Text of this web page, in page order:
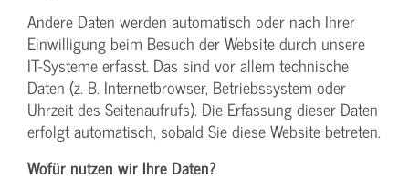
Andere Daten werden automatisch oder nach Ihrer
Einwilligung beim Besuch der Website durch unsere
IT-Systeme erfasst. Das sind vor allem technische
Daten (z. B. Internetbrowser, Betriebssystem oder
Uhrzeit des Seitenaufrufs). Die Erfassung dieser Daten
erfolgt automatisch, sobald Sie diese Website betreten.
Wofür nutzen wir Ihre Daten?